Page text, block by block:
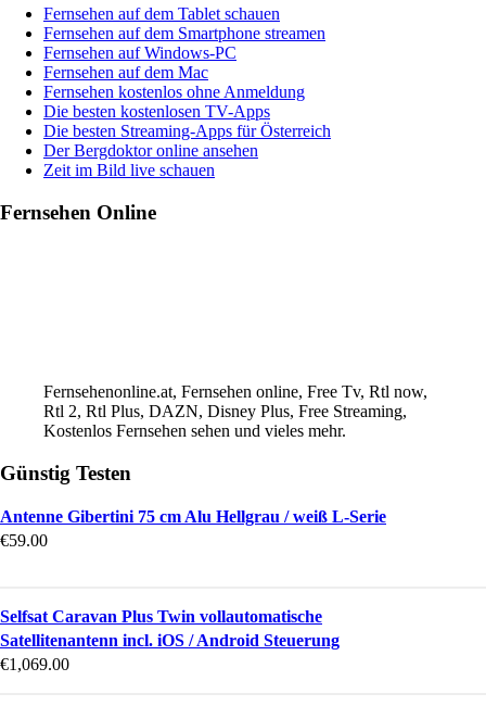
Fernsehen auf dem Tablet schauen
Fernsehen auf dem Smartphone streamen
Fernsehen auf Windows-PC
Fernsehen auf dem Mac
Fernsehen kostenlos ohne Anmeldung
Die besten kostenlosen TV-Apps
Die besten Streaming-Apps für Österreich
Der Bergdoktor online ansehen
Zeit im Bild live schauen
Fernsehen Online
Fernsehenonline.at, Fernsehen online, Free Tv, Rtl now,
Rtl 2, Rtl Plus, DAZN, Disney Plus, Free Streaming,
Kostenlos Fernsehen sehen und vieles mehr.
Günstig Testen
Antenne Gibertini 75 cm Alu Hellgrau / weiß L-Serie
€59.00
Selfsat Caravan Plus Twin vollautomatische
Satellitenantenn incl. iOS / Android Steuerung
€1,069.00